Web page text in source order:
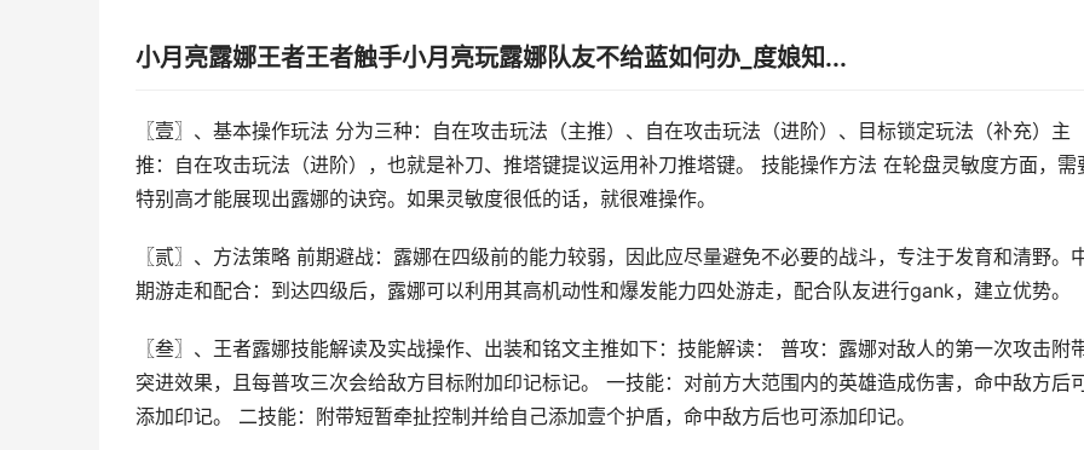
小月亮露娜王者王者触手小月亮玩露娜队友不给蓝如何办_度娘知...
〖壹〗、基本操作玩法 分为三种：自在攻击玩法（主推）、自在攻击玩法（进阶）、目标锁定玩法（补充）主
推：自在攻击玩法（进阶），也就是补刀、推塔键提议运用补刀推塔键。 技能操作方法 在轮盘灵敏度方面，需
特别高才能展现出露娜的诀窍。如果灵敏度很低的话，就很难操作。
〖贰〗、方法策略 前期避战：露娜在四级前的能力较弱，因此应尽量避免不必要的战斗，专注于发育和清野。
期游走和配合：到达四级后，露娜可以利用其高机动性和爆发能力四处游走，配合队友进行gank，建立优势。
〖叁〗、王者露娜技能解读及实战操作、出装和铭文主推如下：技能解读： 普攻：露娜对敌人的第一次攻击附
突进效果，且每普攻三次会给敌方目标附加印记标记。 一技能：对前方大范围内的英雄造成伤害，命中敌方后
添加印记。 二技能：附带短暂牵扯控制并给自己添加壹个护盾，命中敌方后也可添加印记。